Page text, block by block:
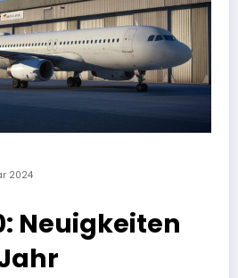
2024
Neuigkeiten